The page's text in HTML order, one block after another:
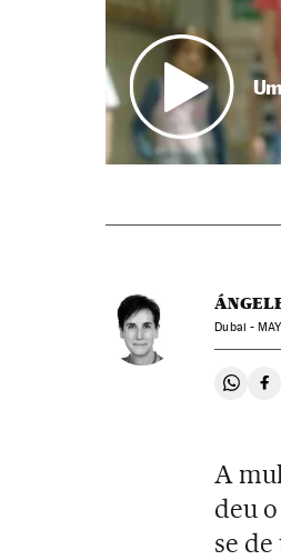
Dubai -MAY
A
deu
se